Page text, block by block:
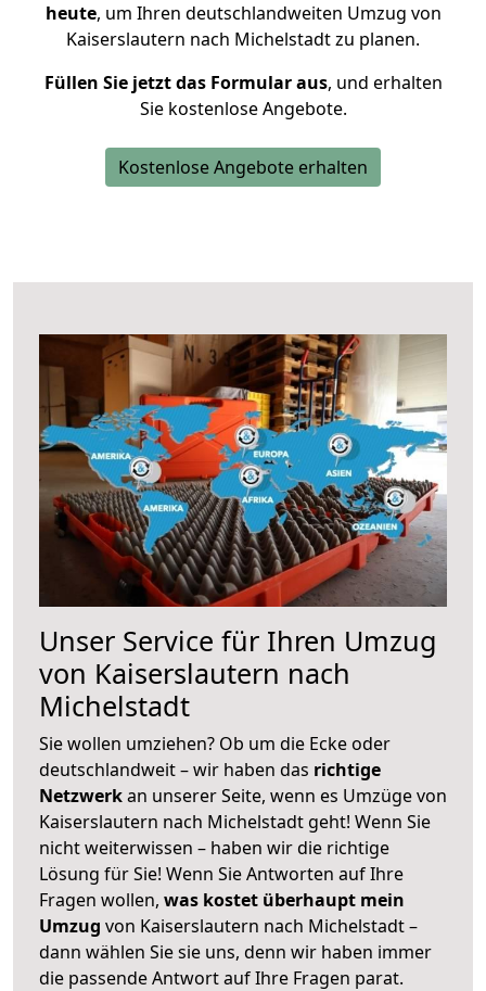
heute, um Ihren deutschlandweiten Umzug von
Kaiserslautern nach Michelstadt zu planen.
Füllen Sie jetzt das Formular aus, und erhalten
Sie kostenlose Angebote.
Kostenlose Angebote erhalten
Unser Service für Ihren Umzug
von Kaiserslautern nach
Michelstadt
Sie wollen umziehen? Ob um die Ecke oder
deutschlandweit – wir haben das richtige
Netzwerkan unserer Seite, wenn es Umzüge von
Kaiserslautern nach Michelstadt geht! Wenn Sie
nicht weiterwissen – haben wir die richtige
Lösung für Sie! Wenn Sie Antworten auf Ihre
Fragen wollen, was kostet überhaupt mein
Umzug von Kaiserslautern nach Michelstadt –
dann wählen Sie sie uns, denn wir haben immer
die passende Antwort auf Ihre Fragen parat.